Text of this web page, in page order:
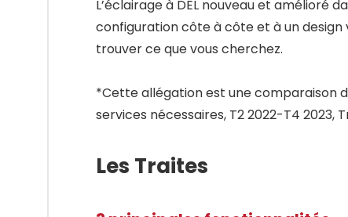
L’éclairage à DEL nouveau et amélioré
configuration côte à côte et à un
trouver ce que vous cherchez.
*Cette allégation est une comparaison
services nécessaires, T2 2022-T4 2023,
Les Traites